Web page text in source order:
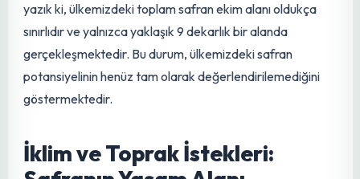
İspanya, Hindistan, Yunanistan, İtalya ve Fas gibi ülkeler
de önemli üreticiler arasındadır. Ülkemizde ise safran
denince akla gelen ilk ve neredeyse tek yer, Karadeniz
Bölgesi'nde yer alan Safranbolu'dur. Safranbolu safranı,
kendine özgü aroması ve kalitesiyle coğrafi işaret tescili
yazık ki, ülkemizdeki toplam safran ekim alanı oldukça
sınırlıdır ve yalnızca yaklaşık 9 dekarlık bir alanda